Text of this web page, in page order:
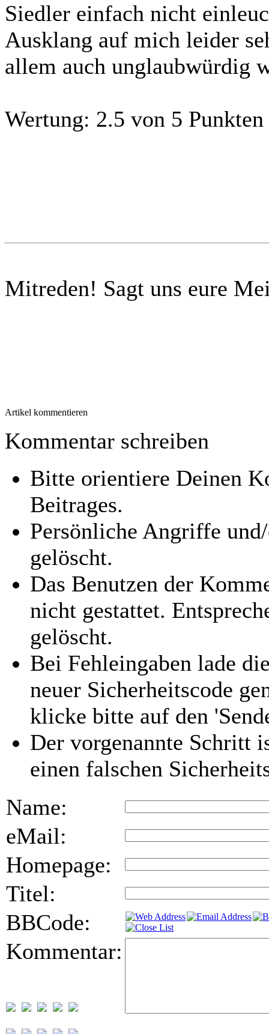
Siedler einfach nicht
Ausklang auf mich leider
allem auch unglaubwürdig
Wertung: 2.5 von 5 Punkten
Mitreden! Sagt uns eure
Artikel kommentieren
Kommentar schreiben
Bitte orientiere Deinen
Beitrages.
Persönliche Angriffe
gelöscht.
Das Benutzen der
nicht gestattet.
gelöscht.
Bei Fehleingaben lade
neuer Sicherheitscode
klicke bitte auf den
Der vorgenannte Schritt
einen falschen
Name:
eMail:
Homepage:
Titel:
BBCode:
Kommentar: